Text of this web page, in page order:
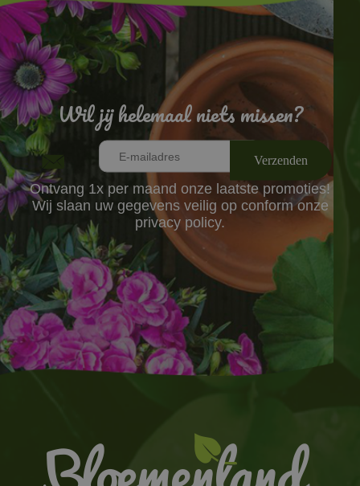
Wil jij helemaal niets missen?
Ontvang 1x per maand onze laatste promoties!
Wij slaan uw gegevens veilig op conform onze
privacy policy.